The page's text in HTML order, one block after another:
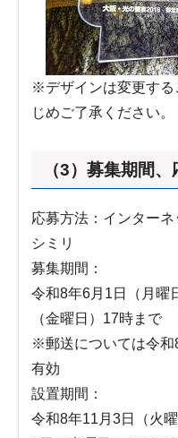
※デザインは変更する
じめご了承ください。
（3）募集期間
応募方法：インター
シミリ
募集期間：
令和8年6月1日（月曜
（金曜日）17時まで
※郵送については令和
有効
設置期間：
令和8年11月3日（火